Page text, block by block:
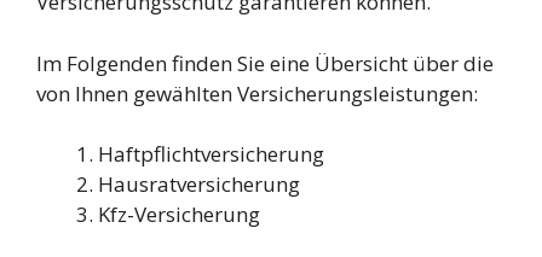
Im Folgenden finden Sie eine Übersicht über die
von Ihnen gewählten Versicherungsleistungen:
Haftpflichtversicherung
Hausratversicherung
Kfz-Versicherung